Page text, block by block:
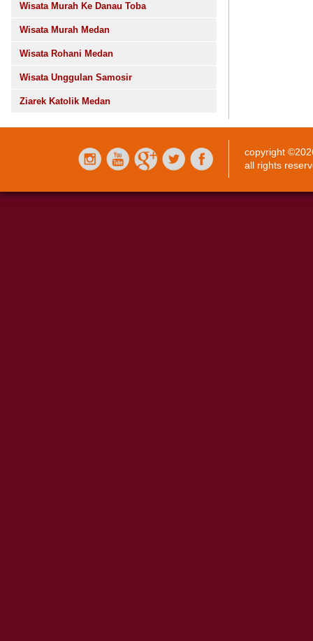
Wisata Murah Ke Danau Toba
Wisata Murah Medan
Wisata Rohani Medan
Wisata Unggulan Samosir
Ziarek Katolik Medan
copyright
all rights